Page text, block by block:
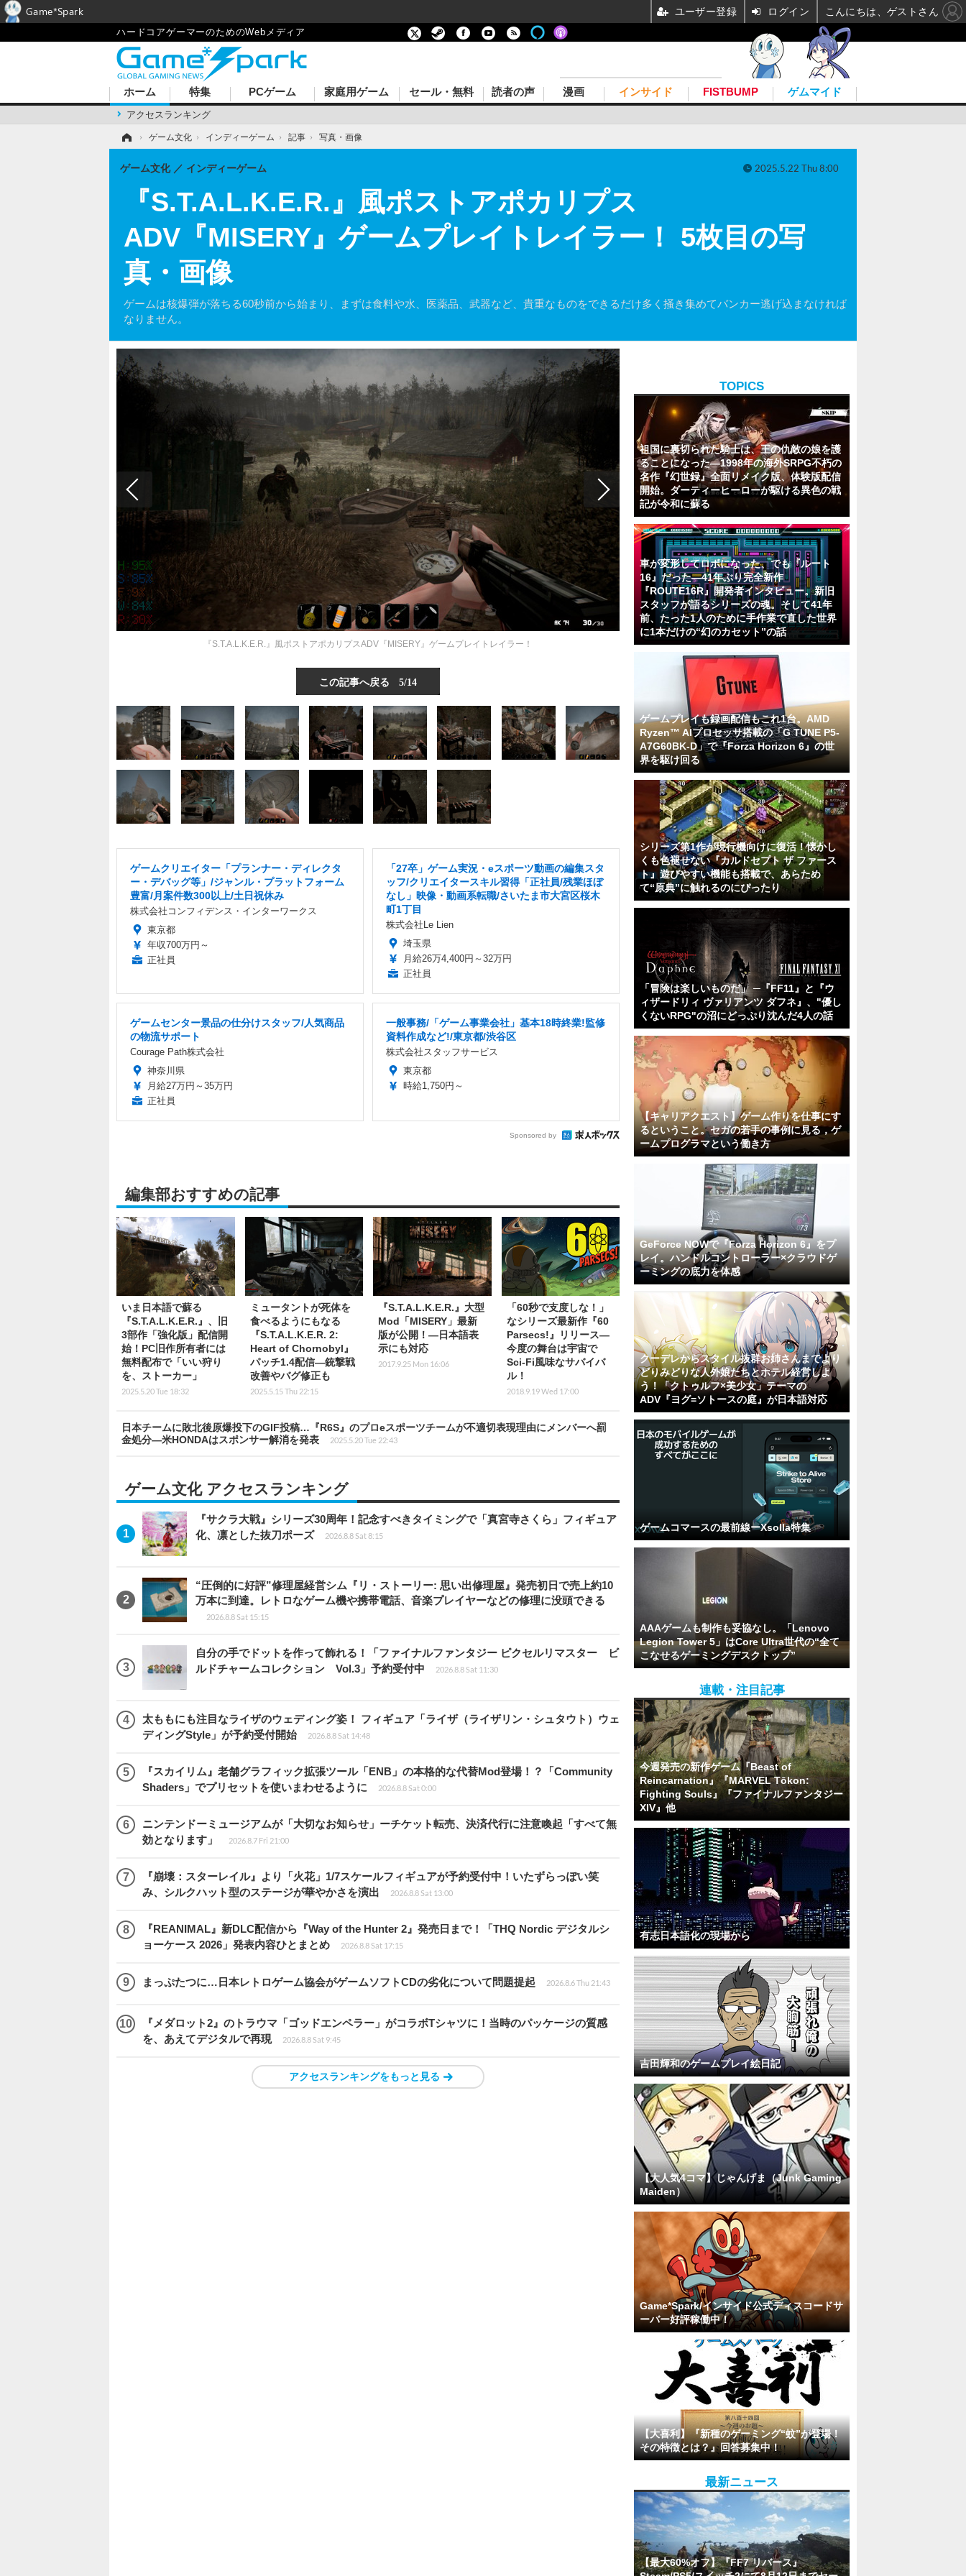
ハードコアゲーマーのためのWebメディア
ホーム
アクセスランキング
特集 PCゲーム 家庭用ゲーム セール・無料 読者の声 漫画 インサイド FISTBUMP ゲムマイド
› ゲーム文化 › インディーゲーム › 記事 › 写真・画像
『S.T.A.L.K.E.R.』風ポストアポカリプス
ADV『MISERY』ゲームプレイトレイラー！ 5枚目の写
真・画像
ゲームは核爆弾が落ちる60秒前から始まり、まずは食料や水、医薬品、武器など、貴重なものをできるだけ多く掻き集めてバンカー逃げ込まなければ
なりません。
ゲーム文化 インディーゲーム 2025.5.22 Thu 8:00
『S.T.A.L.K.E.R.』風ポストアポカリプスADV『MISERY』ゲームプレイトレイラー！
この記事へ戻る 5/14
ゲームクリエイター「プランナー・ディレクタ
ー・デバッグ等」/ジャンル・プラットフォーム
豊富/月案件数300以上/土日祝休み
株式会社コンフィデンス・インターワークス
東京都
年収700万円～
正社員
「27卒」ゲーム実況・eスポーツ動画の編集スタ
ッフ/クリエイタースキル習得「正社員/残業ほぼ
なし」映像・動画系転職/さいたま市大宮区桜木
町1丁目
株式会社Le Lien
埼玉県
月給26万4,400円～32万円
正社員
ゲームセンター景品の仕分けスタッフ/人気商品
の物流サポート
Courage Path株式会社
神奈川県
月給27万円～35万円
正社員
一般事務/「ゲーム事業会社」基本18時終業!監修
資料作成など!/東京都/渋谷区
株式会社スタッフサービス
東京都
時給1,750円～
Sponsored by
編集部おすすめの記事
いま日本語で蘇る
『S.T.A.L.K.E.R.』、旧
3部作「強化版」配信開
始！PC旧作所有者には
無料配布で「いい狩り
を、ストーカー」
2025.5.20 Tue 18:32
ミュータントが死体を
食べるようにもなる
『S.T.A.L.K.E.R. 2:
Heart of Chornobyl』
パッチ1.4配信―銃撃戦
改善やバグ修正も
2025.5.15 Thu 22:15
『S.T.A.L.K.E.R.』大型
Mod「MISERY」最新
版が公開！―日本語表
示にも対応
2017.9.25 Mon 16:06
「60秒で支度しな！」
なシリーズ最新作『60
Parsecs!』リリース―
今度の舞台は宇宙で
Sci-Fi風味なサバイバ
ル！
2018.9.19 Wed 17:00
日本チームに敗北後原爆投下のGIF投稿…『R6S』のプロeスポーツチームが不適切表現理由にメンバーへ罰
金処分―米HONDAはスポンサー解消を発表
2025.5.20 Tue 22:43
ゲーム文化 アクセスランキング
『サクラ大戦』シリーズ30周年！記念すべきタイミングで「真宮寺さくら」フィギュア
化、凛とした抜刀ポーズ
2026.8.8 Sat 8:15
“圧倒的に好評”修理屋経営シム『リ・ストーリー: 思い出修理屋』発売初日で売上約10
万本に到達。レトロなゲーム機や携帯電話、音楽プレイヤーなどの修理に没頭できる
2026.8.8 Sat 15:15
自分の手でドットを作って飾れる！「ファイナルファンタジー ピクセルリマスター ビ
ルドチャームコレクション Vol.3」予約受付中
2026.8.8 Sat 11:30
太ももにも注目なライザのウェディング姿！ フィギュア「ライザ（ライザリン・シュタウト）ウェ
ディングStyle」が予約受付開始
2026.8.8 Sat 14:48
『スカイリム』老舗グラフィック拡張ツール「ENB」の本格的な代替Mod登場！？「Community
Shaders」でプリセットを使いまわせるように
2026.8.8 Sat 0:00
ニンテンドーミュージアムが「大切なお知らせ」ーチケット転売、決済代行に注意喚起「すべて無
効となります」
2026.8.7 Fri 21:00
『崩壊：スターレイル』より「火花」1/7スケールフィギュアが予約受付中！いたずらっぽい笑
み、シルクハット型のステージが華やかさを演出
2026.8.8 Sat 13:00
『REANIMAL』新DLC配信から『Way of the Hunter 2』発売日まで！「THQ Nordic デジタルシ
ョーケース 2026」発表内容ひとまとめ
2026.8.8 Sat 17:15
まっぷたつに…日本レトロゲーム協会がゲームソフトCDの劣化について問題提起 2026.8.6 Thu 21:43
『メダロット2』のトラウマ「ゴッドエンペラー」がコラボTシャツに！当時のパッケージの質感
を、あえてデジタルで再現
2026.8.8 Sat 9:45
アクセスランキングをもっと見る
TOPICS
祖国に裏切られた騎士は、王の仇敵の娘を護
ることになった―1998年の海外SRPG不朽の
名作『幻世録』全面リメイク版、体験版配信
開始。ダーティーヒーローが駆ける異色の戦
記が令和に蘇る
車が変形してロボになった、でも『ルート
16』だった―41年ぶり完全新作
『ROUTE16R』開発者インタビュー。新旧
スタッフが語るシリーズの魂。そして41年
前、たった1人のために手作業で直した世界
に1本だけの“幻のカセット”の話
ゲームプレイも録画配信もこれ1台。AMD
Ryzen™ AIプロセッサ搭載の「G TUNE P5-
A7G60BK-D」で『Forza Horizon 6』の世
界を駆け回る
シリーズ第1作が現行機向けに復活！懐かし
くも色褪せない『カルドセプト ザ ファース
ト』遊びやすい機能も搭載で、あらため
て“原典”に触れるのにぴったり
「冒険は楽しいものだ」 ─『FF11』と『ウ
ィザードリィ ヴァリアンツ ダフネ』、"優し
くないRPG"の沼にどっぷり沈んだ4人の話
【キャリアクエスト】ゲーム作りを仕事にす
るということ。セガの若手の事例に見る，ゲ
ームプログラマという働き方
GeForce NOWで『Forza Horizon 6』をプ
レイ。ハンドルコントローラー×クラウドゲ
ーミングの底力を体感
クーデレからスタイル抜群お姉さんまでより
どりみどりな人外娘たちとホテル経営しよ
う！「クトゥルフ×美少女」テーマの
ADV『ヨグ=ソトースの庭』が日本語対応
ゲームコマースの最前線ーXsolla特集
AAAゲームも制作も妥協なし。「Lenovo
Legion Tower 5」はCore Ultra世代の“全て
こなせるゲーミングデスクトップ”
連載・注目記事
今週発売の新作ゲーム『Beast of
Reincarnation』『MARVEL Tōkon:
Fighting Souls』『ファイナルファンタジー
XIV』他
有志日本語化の現場から
吉田輝和のゲームプレイ絵日記
【大人気4コマ】じゃんげま（Junk Gaming
Maiden）
Game*Spark/インサイド公式ディスコードサ
ーバー好評稼働中！
【大喜利】『新種のゲーミング“蚊”が登場！
その特徴とは？』回答募集中！
最新ニュース
【最大60%オフ】『FF7 リバース』
Game*Spark ユーザー登録 ログイン こんにちは、ゲストさん